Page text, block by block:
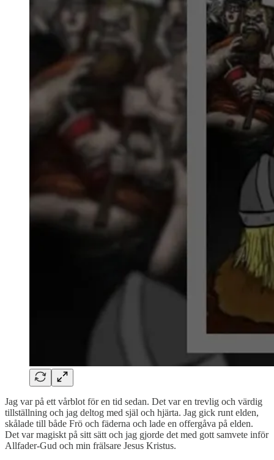
Jag var på ett vårblot för en tid sedan. Det var en trevlig och värdig
tillställning och jag deltog med själ och hjärta. Jag gick runt elden,
skålade till både Frö och fäderna och lade en offergåva på elden.
Det var magiskt på sitt sätt och jag gjorde det med gott samvete inför
Allfader-Gud och min frälsare Jesus Kristus.